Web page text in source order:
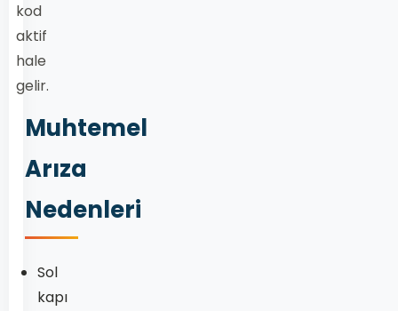
kod
aktif
hale
gelir.
Muhtemel
Arıza
Nedenleri
Sol
kapı